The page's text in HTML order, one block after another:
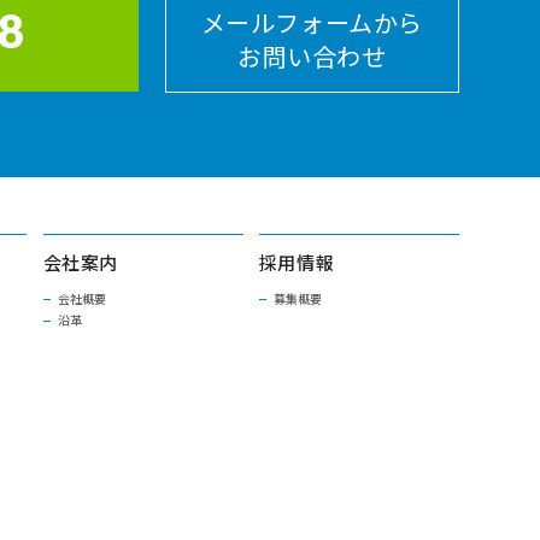
メールフォームから
お問い合わせ
会社案内
会社概要
沿革
採用情報
募集概要